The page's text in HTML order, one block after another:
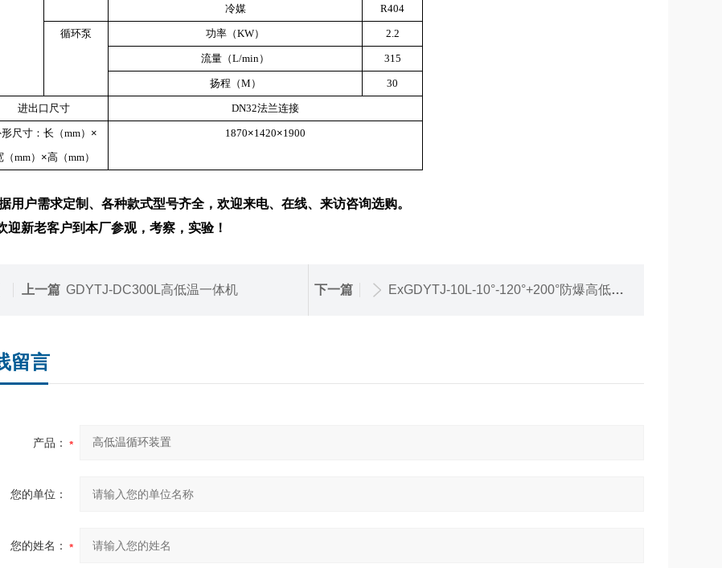
冷媒 R404
循环泵 功率（KW） 2.2
流量（L/min） 315
扬程（M） 30
进出口尺寸 DN32法兰连接
尺寸：长（mm） ×
（mm） ×高（mm）
1870×1420×1900
用户需求定制、各种款式型号齐全，欢迎来电、在线、来访咨询选购。
新老客户到本厂参观，考察，实验！
上一篇 GDYTJ-DC300L高低温一体机 下一篇 ExGDYTJ-10L-10°-120°+200°防爆高低温循环一体机
留言
产品：
您的单位：
您的姓名：